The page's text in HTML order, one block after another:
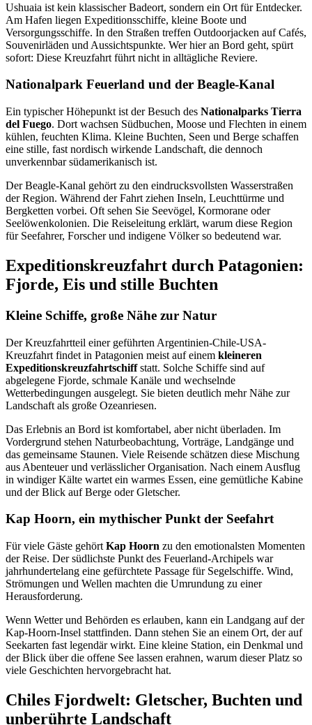
Ushuaia ist kein klassischer Badeort, sondern ein Ort für Entdecker.
Am Hafen liegen Expeditionsschiffe, kleine Boote und
Versorgungsschiffe. In den Straßen treffen Outdoorjacken auf Cafés,
Souvenirläden und Aussichtspunkte. Wer hier an Bord geht, spürt
sofort: Diese Kreuzfahrt führt nicht in alltägliche Reviere.
Nationalpark Feuerland und der Beagle-Kanal
Ein typischer Höhepunkt ist der Besuch des Nationalparks Tierra
del Fuego. Dort wachsen Südbuchen, Moose und Flechten in einem
kühlen, feuchten Klima. Kleine Buchten, Seen und Berge schaffen
eine stille, fast nordisch wirkende Landschaft, die dennoch
unverkennbar südamerikanisch ist.
Der Beagle-Kanal gehört zu den eindrucksvollsten Wasserstraßen
der Region. Während der Fahrt ziehen Inseln, Leuchttürme und
Bergketten vorbei. Oft sehen Sie Seevögel, Kormorane oder
Seelöwenkolonien. Die Reiseleitung erklärt, warum diese Region
für Seefahrer, Forscher und indigene Völker so bedeutend war.
Expeditionskreuzfahrt durch Patagonien:
Fjorde, Eis und stille Buchten
Kleine Schiffe, große Nähe zur Natur
Der Kreuzfahrtteil einer geführten Argentinien-Chile-USA-
Kreuzfahrt findet in Patagonien meist auf einem kleineren
Expeditionskreuzfahrtschiffstatt. Solche Schiffe sind auf
abgelegene Fjorde, schmale Kanäle und wechselnde
Wetterbedingungen ausgelegt. Sie bieten deutlich mehr Nähe zur
Landschaft als große Ozeanriesen.
Das Erlebnis an Bord ist komfortabel, aber nicht überladen. Im
Vordergrund stehen Naturbeobachtung, Vorträge, Landgänge und
das gemeinsame Staunen. Viele Reisende schätzen diese Mischung
aus Abenteuer und verlässlicher Organisation. Nach einem Ausflug
in windiger Kälte wartet ein warmes Essen, eine gemütliche Kabine
und der Blick auf Berge oder Gletscher.
Kap Hoorn, ein mythischer Punkt der Seefahrt
Für viele Gäste gehört Kap Hoorn zu den emotionalsten Momenten
der Reise. Der südlichste Punkt des Feuerland-Archipels war
jahrhundertelang eine gefürchtete Passage für Segelschiffe. Wind,
Strömungen und Wellen machten die Umrundung zu einer
Herausforderung.
Wenn Wetter und Behörden es erlauben, kann ein Landgang auf der
Kap-Hoorn-Insel stattfinden. Dann stehen Sie an einem Ort, der auf
Seekarten fast legendär wirkt. Eine kleine Station, ein Denkmal und
der Blick über die offene See lassen erahnen, warum dieser Platz so
viele Geschichten hervorgebracht hat.
Chiles Fjordwelt: Gletscher, Buchten und
unberührte Landschaft